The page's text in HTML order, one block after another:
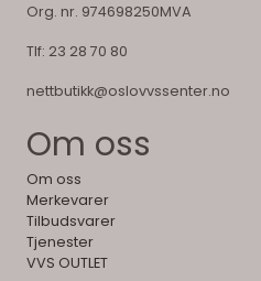
Org. nr. 974698250MVA
Tlf: 23 28 70 80
nettbutikk@oslovvssenter.no
Om oss
Om oss
Merkevarer
Tilbudsvarer
Tjenester
VVS OUTLET